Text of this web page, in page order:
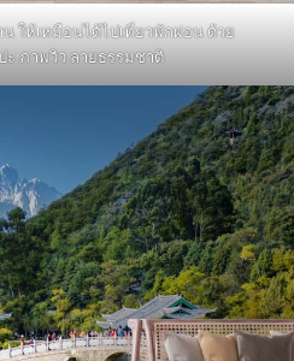
ให้เหมือนได้ไปเที่ยวพักผ่อน ด้วย
ะ ภาพวิว ลายธรรมชาติ